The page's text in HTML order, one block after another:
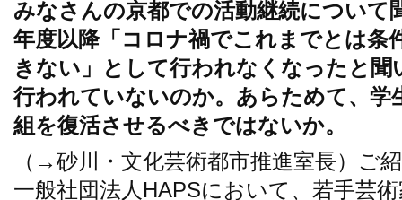
みなさんの京都での活動継続について
年度以降「コロナ禍でこれまでとは条
きない」として行われなくなったと
行われていないのか。あらためて、学
組を復活させるべきではないか。
（→砂川・文化芸術都市推進室長）ご
一般社団法人HAPSにおいて、若手芸